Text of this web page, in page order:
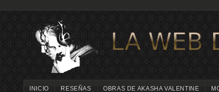
INICIO RESEÑAS OBRAS DE AKASHA VALENTINE